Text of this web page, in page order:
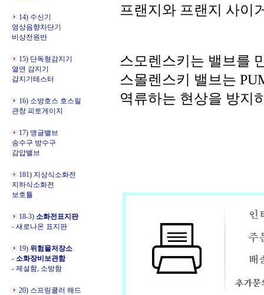
14) 수신기
영상음향차단기
비상전원반
15) 단독형감지기
열연 감지기
감지기테스터
16) 소방호스 호스릴
관창 피토게이지
17) 앵글밸브
송수구 방수구
감압밸브
181) 지상식소화전
지하식소화전
보호틀
18-3) 소화전표지판
- 새로나온 표지판
19) 위험물저장소
- 소화장비보관함
- 제설함, 소방함
20) 스프링쿨러 해드
프랜지와 프랜지 사이
스모렌스키는 밸브를
스몰렌스키 밸브는
역류하는 현상을 방지